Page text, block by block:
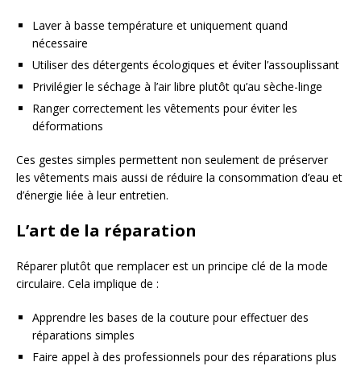
Laver à basse température et uniquement quand
nécessaire
Utiliser des détergents écologiques et éviter l’assouplissant
Privilégier le séchage à l’air libre plutôt qu’au sèche-linge
Ranger correctement les vêtements pour éviter les
déformations
Ces gestes simples permettent non seulement de préserver
les vêtements mais aussi de réduire la consommation d’eau et
d’énergie liée à leur entretien.
L’art de la réparation
Réparer plutôt que remplacer est un principe clé de la mode
circulaire. Cela implique de :
Apprendre les bases de la couture pour effectuer des
réparations simples
Faire appel à des professionnels pour des réparations plus